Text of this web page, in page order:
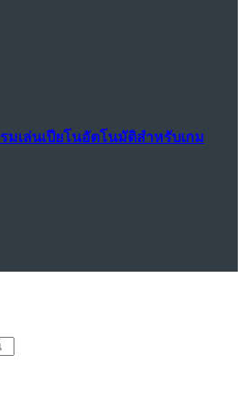
รมเล่นเปียโนอัตโนมัติสำหรับเกม